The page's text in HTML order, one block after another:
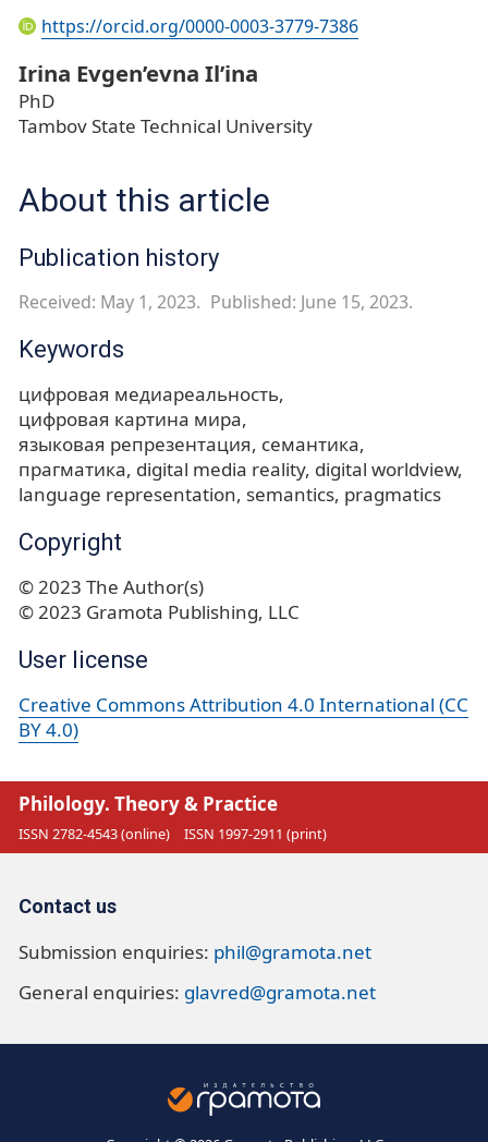
https://orcid.org/0000-0003-3779-7386
Irina Evgen’evna Il’ina
PhD
Tambov State Technical University
About this article
Publication history
Received: May 1, 2023. Published: June 15, 2023.
Keywords
цифровая медиареальность
цифровая картина мира
языковая репрезентация семантика
прагматика digital media reality digital worldview
language representation semantics pragmatics
Copyright
© 2023 The Author(s)
© 2023 Gramota Publishing, LLC
User license
Creative Commons Attribution 4.0 International (CC
BY 4.0)
Philology. Theory & Practice
ISSN 2782-4543 (online) ISSN 1997-2911 (print)
Contact us
Submission enquiries: phil@gramota.net
General enquiries: glavred@gramota.net